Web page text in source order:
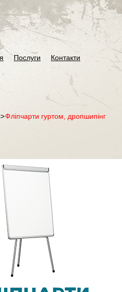
Послуги Контакти
Фліпчарти гуртом, дропшипінг